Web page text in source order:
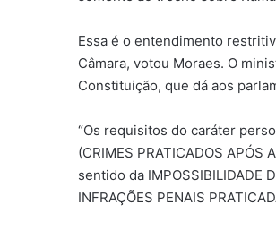
Essa é o entendimento
Câmara, votou Moraes. O
Constituição, que dá aos
“Os requisitos do caráter
(CRIMES PRATICADOS
sentido da IMPOSSIBILIDADE
INFRAÇÕES PENAIS